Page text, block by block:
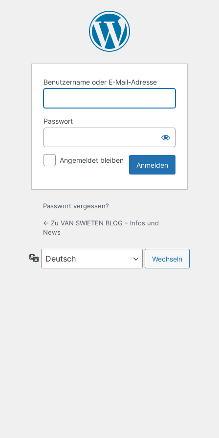
Benutzername oder E-Mail-Adresse
Passwort
Angemeldet bleiben
Passwort vergessen?
← Zu VAN SWIETEN BLOG – Infos und
News
Sprache